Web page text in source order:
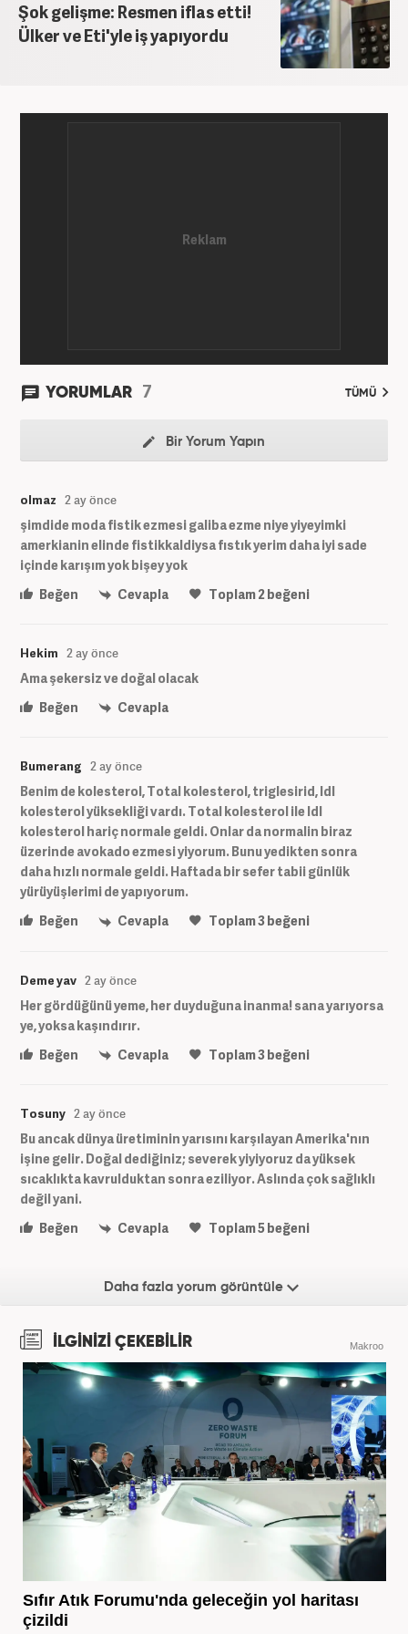
Şok gelişme: Resmen iflas etti!
Ülker ve Eti'yle iş yapıyordu
YORUMLAR 7 TÜMÜ
Bir Yorum Yapın
olmaz 2 ay önce
şimdide moda fistik ezmesi galiba ezme niye yiyeyimki
amerkianin elinde fistikkaldiysa fıstık yerim daha iyi sade
içinde karışım yok bişey yok
Beğen
Cevapla Toplam2 beğeni
Hekim 2 ay önce
Ama şekersiz ve doğal olacak
Beğen
Cevapla
Bumerang 2 ay önce
Benim de kolesterol, Total kolesterol, triglesirid, ldl
kolesterol yüksekliği vardı. Total kolesterol ile ldl
kolesterol hariç normale geldi. Onlar da normalin biraz
üzerinde avokado ezmesi yiyorum. Bunu yedikten sonra
daha hızlı normale geldi. Haftada bir sefer tabii günlük
yürüyüşlerimi de yapıyorum.
Beğen
Cevapla Toplam3beğeni
Deme yav 2 ay önce
Her gördüğünü yeme, her duyduğuna inanma! sana yarıyorsa
ye, yoksa kaşındırır.
Beğen
Cevapla Toplam3beğeni
Tosuny 2 ay önce
Bu ancak dünya üretiminin yarısını karşılayan Amerika'nın
işine gelir. Doğal dediğiniz; severek yiyiyoruz da yüksek
sıcaklıkta kavrulduktan sonra eziliyor. Aslında çok sağlıklı
değil yani.
Beğen
Cevapla Toplam5beğeni
Daha fazla yorum görüntüle
İLGİNİZİ ÇEKEBİLİR Makroo
Sıfır Atık Forumu'nda geleceğin yol haritası
çizildi